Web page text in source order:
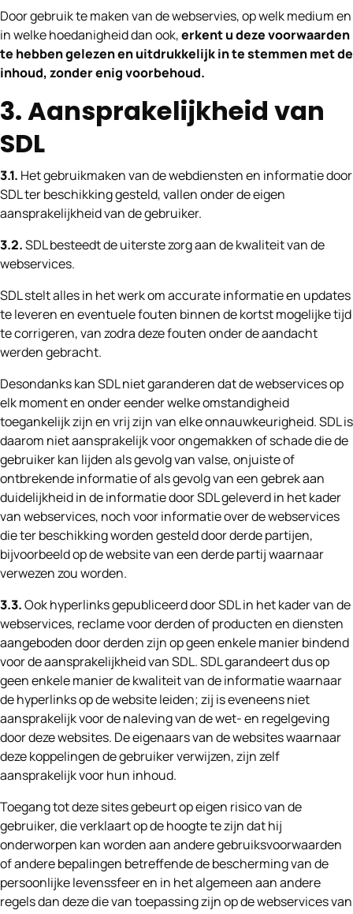
Door gebruik te maken van de webservies, op welk medium en
in welke hoedanigheid dan ook,erkent u deze voorwaarden
te hebben gelezen en uitdrukkelijk in te stemmen met de
inhoud, zonder enig voorbehoud.
3. Aansprakelijkheid van
SDL
3.1. Het gebruikmaken van de webdiensten en informatie door
SDL ter beschikking gesteld, vallen onder de eigen
aansprakelijkheid van de gebruiker.
3.2.SDL besteedt de uiterste zorg aan de kwaliteit van de
webservices.
SDL stelt alles in het werk om accurate informatie en updates
te leveren en eventuele fouten binnen de kortst mogelijke tijd
te corrigeren, van zodra deze fouten onder de aandacht
werden gebracht.
Desondanks kan SDL niet garanderen dat de webservices op
elk moment en onder eender welke omstandigheid
toegankelijk zijn en vrij zijn van elke onnauwkeurigheid. SDL is
daarom niet aansprakelijk voor ongemakken of schade die de
gebruiker kan lijden als gevolg van valse, onjuiste of
ontbrekende informatie of als gevolg van een gebrek aan
duidelijkheid in de informatie door SDL geleverd in het kader
van webservices, noch voor informatie over de webservices
die ter beschikking worden gesteld door derde partijen,
bijvoorbeeld op de website van een derde partij waarnaar
verwezen zou worden.
3.3.Ook hyperlinks gepubliceerd door SDL in het kader van de
webservices, reclame voor derden of producten en diensten
aangeboden door derden zijn op geen enkele manier bindend
voor de aansprakelijkheid van SDL. SDL garandeert dus op
geen enkele manier de kwaliteit van de informatie waarnaar
de hyperlinks op de website leiden; zij is eveneens niet
aansprakelijk voor de naleving van de wet- en regelgeving
door deze websites. De eigenaars van de websites waarnaar
deze koppelingen de gebruiker verwijzen, zijn zelf
aansprakelijk voor hun inhoud.
Toegang tot deze sites gebeurt op eigen risico van de
gebruiker, die verklaart op de hoogte te zijn dat hij
onderworpen kan worden aan andere gebruiksvoorwaarden
of andere bepalingen betreffende de bescherming van de
persoonlijke levenssfeer en in het algemeen aan andere
regels dan deze die van toepassing zijn op de webservices van